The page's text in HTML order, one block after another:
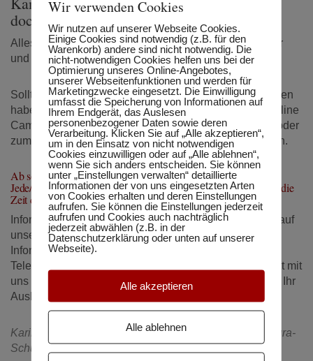
doch einmal Hilfe brauche?
Alles kein Problem! Unser Fernlehr-Angebot ist leistbar
und bereits ab € 80,00 pro Modul möglich.
Sollten Ihnen gewisse Inhalte unklar sein und Sie Fragen
haben, dann können Sie zum einen direkt über den Online
Campus mit Ihrer Tutorin/Ihrem Tutor in Kontakt treten oder
zum anderen auch Präsenzeinheiten zusätzlich buchen.
Ab sofort gibt es nun keine Ausreden mehr!
Jede/r kann sich um seine Weiterbildung kümmern, auch wenn die
Zeit dazu oft knapp ist.
Informieren Sie sich über unserFernlehrkurs-Angebot
auf
unserer Homepage, fordern Sie weiteres
Informationsmaterial an oder nehmen Sie per
Telefon (+43 1 505 27 21) oder auch persönlich Kontakt mit
uns auf. Wir beraten Sie gerne und helfen Ihnen dabei, Ihr
Ausbildungsziel so schnell wie möglich zu erreichen.
Karin Stummvoll, Geschäftsführerin der Humboldt Matura-
Schule
Wir verwenden Cookies
Wir nutzen auf unserer Webseite Cookies.
Einige Cookies sind notwendig (z.B. für den
Warenkorb) andere sind nicht notwendig. Die
nicht-notwendigen Cookies helfen uns bei der
Optimierung unseres Online-Angebotes,
unserer Webseitenfunktionen und werden für
Marketingzwecke eingesetzt. Die Einwilligung
umfasst die Speicherung von Informationen auf
Ihrem Endgerät, das Auslesen
personenbezogener Daten sowie deren
Verarbeitung. Klicken Sie auf „Alle akzeptieren“,
um in den Einsatz von nicht notwendigen
Cookies einzuwilligen oder auf „Alle ablehnen“,
wenn Sie sich anders entscheiden. Sie können
unter „Einstellungen verwalten“ detaillierte
Informationen der von uns eingesetzten Arten
von Cookies erhalten und deren Einstellungen
aufrufen. Sie können die Einstellungen jederzeit
aufrufen und Cookies auch nachträglich
jederzeit abwählen (z.B. in der
Datenschutzerklärung oder unten auf unserer
Webseite).
Alle akzeptieren
Alle ablehnen